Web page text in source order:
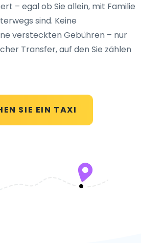
SIE EIN TAXI
– egal ob Sie allein, mit Familie
sind. Keine
versteckten Gebühren – nur
Transfer, auf den Sie zählen